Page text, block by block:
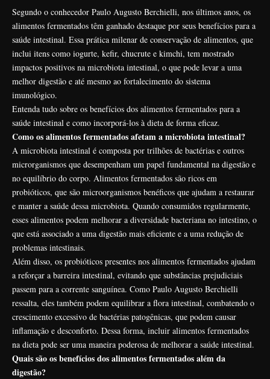
Segundo o conhecedor Paulo Augusto Berchielli, nos últimos anos, os
alimentos fermentados têm ganhado destaque por seus benefícios para a
saúde intestinal. Essa prática milenar de conservação de alimentos, que
inclui itens como iogurte, kefir, chucrute e kimchi, tem mostrado
impactos positivos na microbiota intestinal, o que pode levar a uma
melhor digestão e até mesmo ao fortalecimento do sistema
imunológico.
Entenda tudo sobre os benefícios dos alimentos fermentados para a
saúde intestinal e como incorporá-los à dieta de forma eficaz.
Como os alimentos fermentados afetam a microbiota intestinal?
A microbiota intestinal é composta por trilhões de bactérias e outros
microrganismos que desempenham um papel fundamental na digestão e
no equilíbrio do corpo. Alimentos fermentados são ricos em
probióticos, que são microorganismos benéficos que ajudam a restaurar
e manter a saúde dessa microbiota. Quando consumidos regularmente,
esses alimentos podem melhorar a diversidade bacteriana no intestino, o
que está associado a uma digestão mais eficiente e a uma redução de
problemas intestinais.
Além disso, os probióticos presentes nos alimentos fermentados ajudam
a reforçar a barreira intestinal, evitando que substâncias prejudiciais
passem para a corrente sanguínea. Como Paulo Augusto Berchielli
ressalta, eles também podem equilibrar a flora intestinal, combatendo o
crescimento excessivo de bactérias patogênicas, que podem causar
inflamação e desconforto. Dessa forma, incluir alimentos fermentados
na dieta pode ser uma maneira poderosa de melhorar a saúde intestinal.
Quais são os benefícios dos alimentos fermentados além da
digestão?